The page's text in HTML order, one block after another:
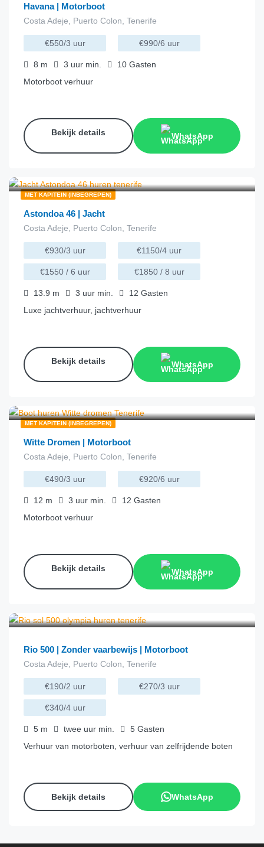
Havana | Motorboot
Costa Adeje, Puerto Colon, Tenerife
€550/3 uur €990/6 uur
8 m 3 uur min. 10 Gasten
Motorboot verhuur
Bekijk details WhatsApp
MET KAPITEIN (INBEGREPEN)
Astondoa 46 | Jacht
Costa Adeje, Puerto Colon, Tenerife
€930/3 uur €1150/4 uur
€1550 / 6 uur €1850 / 8 uur
13.9 m 3 uur min. 12 Gasten
Luxe jachtverhuur, jachtverhuur
Bekijk details WhatsApp
MET KAPITEIN (INBEGREPEN)
Witte Dromen | Motorboot
Costa Adeje, Puerto Colon, Tenerife
€490/3 uur €920/6 uur
12 m 3 uur min. 12 Gasten
Motorboot verhuur
Bekijk details WhatsApp
Rio 500 | Zonder vaarbewijs | Motorboot
Costa Adeje, Puerto Colon, Tenerife
€190/2 uur €270/3 uur
€340/4 uur
5 m twee uur min. 5 Gasten
Verhuur van motorboten, verhuur van zelfrijdende boten
Bekijk details WhatsApp